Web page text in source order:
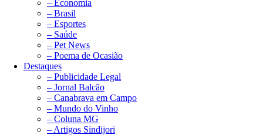
– Economia
– Brasil
– Esportes
– Saúde
– Pet News
– Poema de Ocasião
Destaques
– Publicidade Legal
– Jornal Balcão
– Canabrava em Campo
– Mundo do Vinho
– Coluna MG
– Artigos Sindijori